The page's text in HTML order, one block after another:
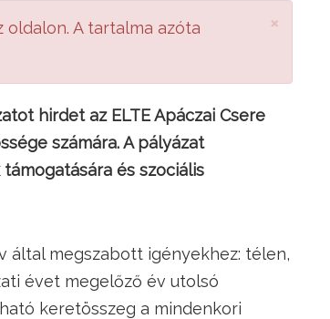
×
A tartalma azóta
hirdet az ELTE Apáczai Csere
számára. A pályázat
és szociális
által megszabott igényekhez: télen,
évet megelőző év utolsó
keretösszeg a mindenkori